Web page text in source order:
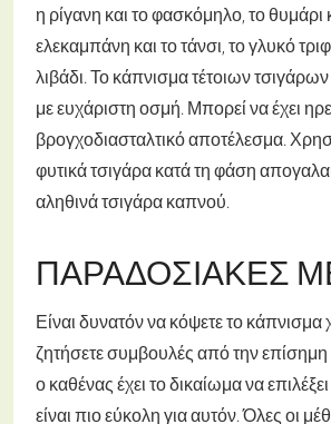
η ρίγανη και το φασκόμηλο, το θυμάρι
ελεκαμπάνη και το τάνσι, το γλυκό
λιβάδι. Το κάπνισμα τέτοιων
με ευχάριστη οσμή. Μπορεί να έχει
βρογχοδιασταλτικό αποτέλεσμα.
φυτικά τσιγάρα κατά τη φάση
αληθινά τσιγάρα καπνού.
ΠΑΡΑΔΟΣΙΑΚΈΣ
Είναι δυνατόν να κόψετε το κάπνισμα
ζητήσετε συμβουλές από την επίσημη
ο καθένας έχει το δικαίωμα να
είναι πιο εύκολη για αυτόν. Όλες οι